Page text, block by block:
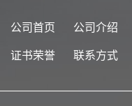
公司首页 公司介绍
证书荣誉 联系方式